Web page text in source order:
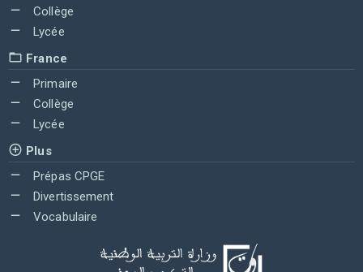
Collège
Lycée
France
Primaire
Collège
Lycée
Plus
Prépas CPGE
Divertissement
Vocabulaire